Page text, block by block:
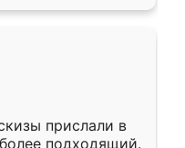
прислали в
подходящий.